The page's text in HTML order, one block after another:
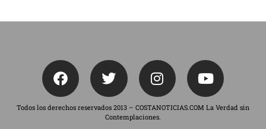
Todos los derechos reservados 2013 – COSTANOTICIAS.COM La Verdad sin
Contemplaciones.